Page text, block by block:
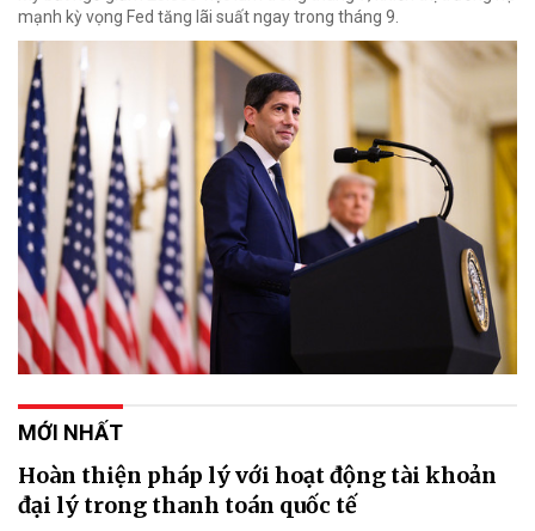
mạnh kỳ vọng Fed tăng lãi suất ngay trong tháng 9.
MỚI NHẤT
Hoàn thiện pháp lý với hoạt động tài khoản
đại lý trong thanh toán quốc tế